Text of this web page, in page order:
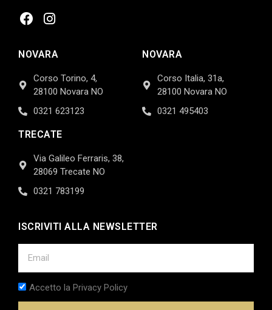
NOVARA
Corso Torino, 4,
28100 Novara NO
0321 623123
NOVARA
Corso Italia, 31a,
28100 Novara NO
0321 495403
TRECATE
Via Galileo Ferraris, 38,
28069 Trecate NO
0321 783199
ISCRIVITI ALLA NEWSLETTER
Accetto la Privacy Policy